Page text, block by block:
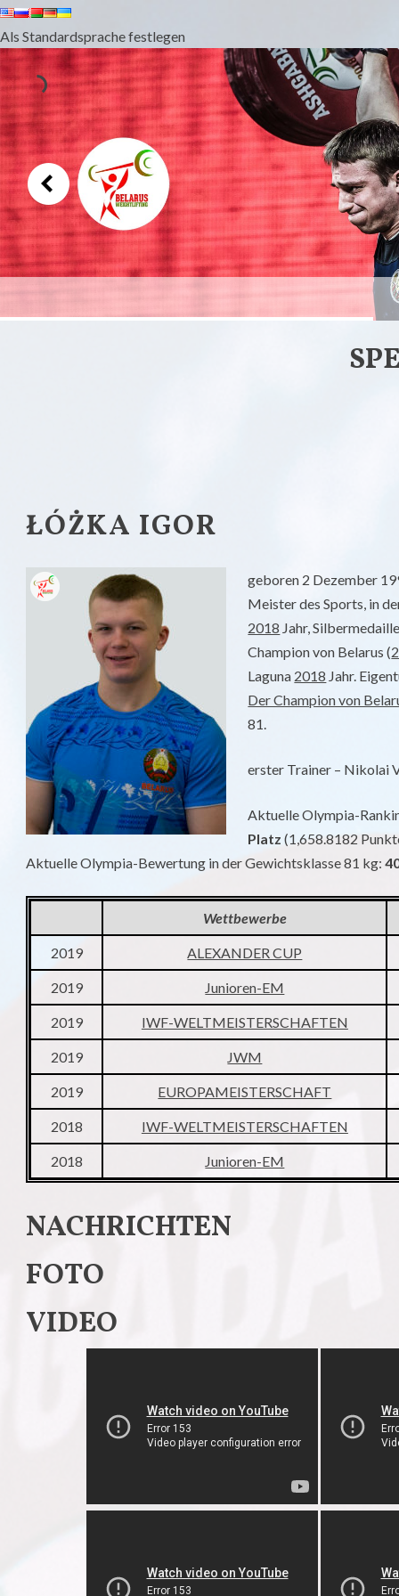
Als Standardsprache festlegen
ŁÓŻKA IGOR
geboren 2 Dezember
Meister des Sports, in
2018 Jahr,
Champion von Belarus (
Laguna 2018 Jahr.
Der Champion von
81.
erster Trainer – Nikolai
Aktuelle Olympia-
Platz (1,658.8182
Aktuelle Olympia-Bewertung in der Gewichtsklasse 81 kg:
Wettbewerbe
2019 ALEXANDER CUP
2019 Junioren-EM
2019 IWF-WELTMEISTERSCHAFTEN
2019 JWM
2019 EUROPAMEISTERSCHAFT
2018 IWF-WELTMEISTERSCHAFTEN
2018 Junioren-EM
NACHRICHTEN
FOTO
VIDEO